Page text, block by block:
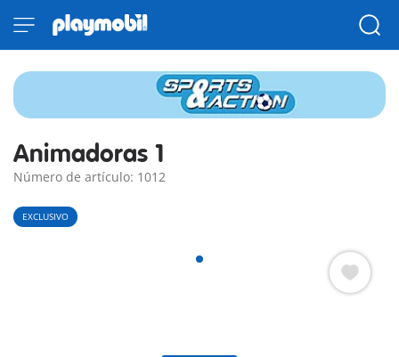
Animadoras 1
Número de artículo: 1012
EXCLUSIVO